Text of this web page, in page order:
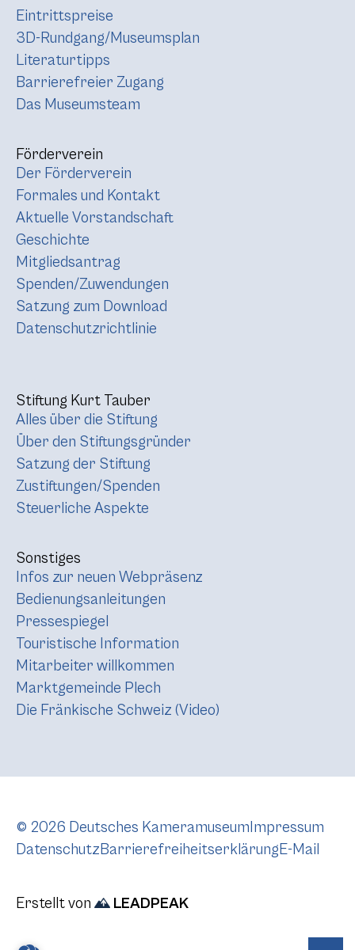
Eintrittspreise
3D-Rundgang/Museumsplan
Literaturtipps
Barrierefreier Zugang
Das Museumsteam
Förderverein
Der Förderverein
Formales und Kontakt
Aktuelle Vorstandschaft
Geschichte
Mitgliedsantrag
Spenden/Zuwendungen
Satzung zum Download
Datenschutzrichtlinie
Stiftung Kurt Tauber
Alles über die Stiftung
Über den Stiftungsgründer
Satzung der Stiftung
Zustiftungen/Spenden
Steuerliche Aspekte
Sonstiges
Infos zur neuen Webpräsenz
Bedienungsanleitungen
Pressespiegel
Touristische Information
Mitarbeiter willkommen
Marktgemeinde Plech
Die Fränkische Schweiz (Video)
© 2026 Deutsches Kameramuseum Impressum
DatenschutzBarrierefreiheitserklärungE-Mail
Erstellt von LEADPEAK